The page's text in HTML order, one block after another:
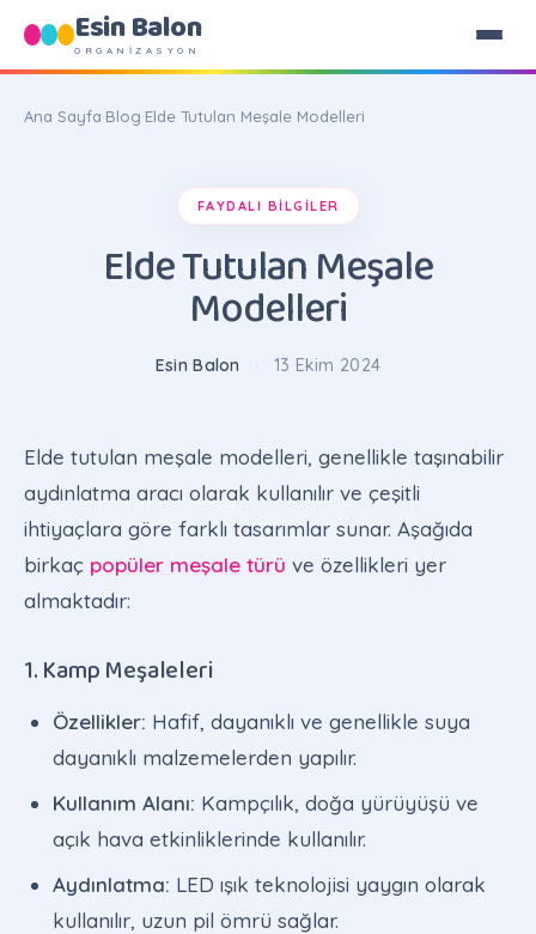
Esin Balon
ORGANİZASYON
Ana Sayfa·Blog·Elde Tutulan Meşale Modelleri
FAYDALI BILGILER
Elde Tutulan Meşale
Modelleri
Esin Balon · 13 Ekim 2024
Elde tutulan meşale modelleri, genellikle taşınabilir
aydınlatma aracı olarak kullanılır ve çeşitli
ihtiyaçlara göre farklı tasarımlar sunar. Aşağıda
birkaç popüler meşale türü ve özellikleri yer
almaktadır:
1. Kamp Meşaleleri
Özellikler: Hafif, dayanıklı ve genellikle suya
dayanıklı malzemelerden yapılır.
Kullanım Alanı: Kampçılık, doğa yürüyüşü ve
açık hava etkinliklerinde kullanılır.
Aydınlatma: LED ışık teknolojisi yaygın olarak
kullanılır, uzun pil ömrü sağlar.